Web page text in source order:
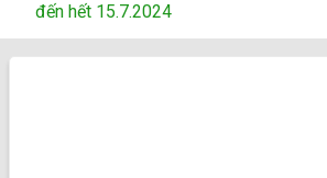
đến hết 15.7.2024